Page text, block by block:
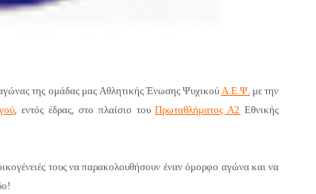
της ομάδας μας Αθλητικής Ένωσης Ψυχικού Α.Ε.Ψ. με την
, εντός έδρας, στο πλαίσιο τουΠρωταθλήματος Α2 Εθνικής
τους να παρακολουθήσουν έναν όμορφο αγώνα και να